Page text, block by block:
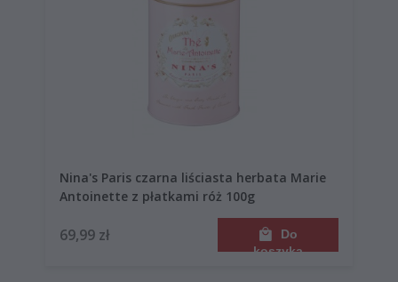
Nina's Paris czarna liściasta herbata Marie
Antoinette z płatkami róż 100g
69,99 zł
Do
koszyka